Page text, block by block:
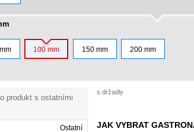
100 mm 150 mm 200 mm
produkt s ostatními
Ostatní
s držadly
JAK VYBRAT